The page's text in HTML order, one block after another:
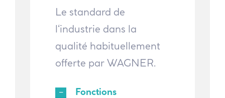
Le standard de
l‘industrie dans la
qualité habituellement
offerte par WAGNER.
Fonctions